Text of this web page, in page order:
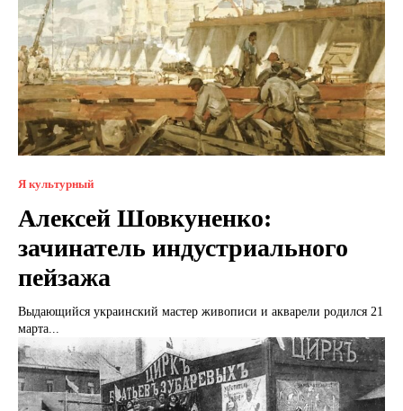
Я культурный
Алексей Шовкуненко:
зачинатель индустриального
пейзажа
Выдающийся украинский мастер живописи и акварели родился 21
марта...